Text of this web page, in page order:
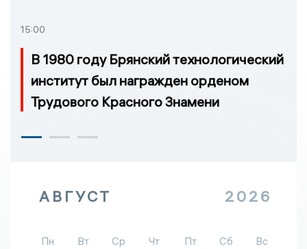
15:00
В 1980 году Брянский технологический
институт был награжден орденом
Трудового Красного Знамени
АВГУСТ 2026
Пн Вт Ср Чт Пт Сб
Вс